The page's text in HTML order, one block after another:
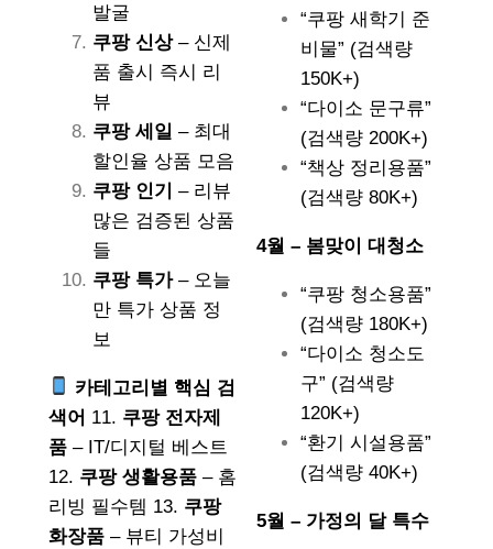
발굴
쿠팡 신상– 신제
품 출시 즉시 리
뷰
쿠팡 세일 – 최대
할인율 상품 모음
쿠팡 인기
– 리뷰
많은 검증된 상품
들
쿠팡 특가– 오늘
만 특가 상품 정
보
카테고리별 핵심 검
색어 11. 쿠팡 전자제
품 – IT/디지털 베스트
12. 쿠팡 생활용품 – 홈
리빙 필수템 13. 쿠팡
화장품 – 뷰티 가성비
“쿠팡 새학기 준
비물” (검색량
150K+)
“다이소 문구류”
(검색량 200K+)
“책상 정리용품”
(검색량 80K+)
4월 – 봄맞이 대청소
“쿠팡 청소용품”
(검색량 180K+)
“다이소 청소도
구” (검색량
120K+)
“환기 시설용품”
(검색량 40K+)
5월 – 가정의 달 특수